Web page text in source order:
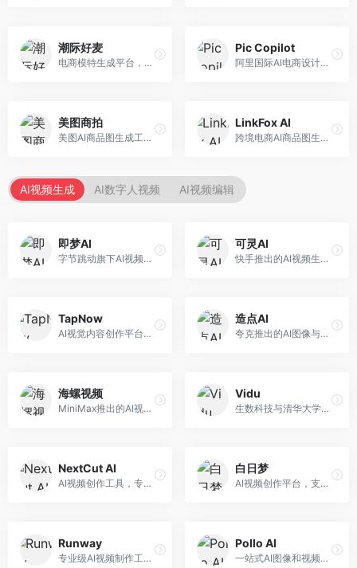
潮际好麦
电商模特生成平台，支持AI虚拟模特创作。面向服装和配饰电商，提供模特试穿、商品展示、营销素材生成等服务，模特形象可定制。
Pic Copilot
阿里国际AI电商设计工具，专注于跨境电商。面向跨境电商卖家，提供商品图优化、营销海报生成、多语言适配等服务，海外市场适配性强。
美图商拍
美图AI商品图生成工具，整合美图生态。面向电商卖家，提供商品图美化、模特替换、场景生成等服务，移动端操作便捷。
LinkFox AI
跨境电商AI商品图生成工具。面向跨境电商卖家，支持多语言商品图生成、模特替换、场景优化等服务，适配海外电商平台需求。
AI视频生成 AI数字人视频 AI视频编辑
即梦AI
字节跳动旗下AI视频创作平台，支持多模态内容生成。面向内容创作者和营销人员，提供文生视频、图生视频、智能剪辑等功能，中文理解能力强，创作效率高。
可灵AI
快手推出的AI视频生成平台，支持文生视频和图生视频，可生成长达2分钟的高质量视频内容。面向短视频创作者和营销人员，操作简便，生成效果逼真，适合商业推广和创意表达。
TapNow
AI视觉内容创作平台，整合图像与视频生成能力。面向内容创作者，提供文生图、文生视频、智能编辑等服务，创作工具丰富，一站式体验便捷。
造点AI
夸克推出的AI图像与视频创作平台。面向普通用户和内容创作者，提供文生图、文生视频等功能，操作简便，与夸克生态深度整合。
海螺视频
MiniMax推出的AI视频生成工具，支持高质量视频创作。面向内容创作者，提供文生视频、视频编辑等功能，生成速度快，视频效果自然流畅。
Vidu
生数科技与清华大学联合研发的AI视频生成大模型。面向视频创作者和内容生产者，支持文生视频、图生视频，视频质量高，物理运动理解准确，国产视频生成领先工具。
NextCut AI
AI视频创作工具，专注于智能剪辑和视频生成。面向视频创作者，提供智能剪辑、视频生成、特效添加等功能，剪辑效率高，适合快节奏内容生产。
白日梦
AI视频创作平台，支持生成长达50分钟的长视频内容。面向长视频创作者和内容生产者，支持故事视频生成、视频编辑等功能，适合叙事性内容创作。
Runway
专业级AI视频制作工具，支持视频生成与编辑。面向影视制作人和创意工作者，提供文生视频、视频编辑、绿幕抠像等专业功能，视频处理能力强，适合专业创作场景。
Pollo AI
一站式AI图像和视频创作平台，整合多种生成工具。面向内容创作者，提供文生图、文生视频、视频编辑等服务，创作工具全面，一站式体验便捷。